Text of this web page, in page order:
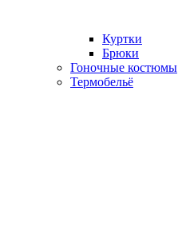
Куртки
Брюки
Гоночные костюмы
Термобельё